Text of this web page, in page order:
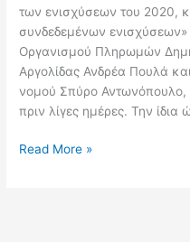
των ενισχύσεων του 2020,
συνδεδεμένων ενισχύσεων»
Οργανισμού Πληρωμών
Αργολίδας Ανδρέα Πουλά
νομού Σπύρο Αντωνόπουλο,
πριν λίγες ημέρες. Την
Read More »